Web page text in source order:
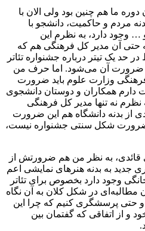
ما هم چنین بود ولی الان با
مردم و حاکمیت، دانشجو با
و … وجود دارد، به نظرم این
حتی آن مدیر کل فرهنگی هم که
حد یک تیتر درباره جشنواره تئاتر
ضرورت آن می‌شود. اما حرف من
وزارت علوم باید ضرورت
دارم همکاران و دوستان دانشجوی
نه تنها مدیر کل فرهنگی
از بدنه دانشگاه هم این ضرورت
شکل سنتی جشنواره نیست،
قائدی، به نظر من هم ضرورتش از
جدید به بدنه هنرهای نمایشی اعم
وجود دارد بخصوص برای تئاتر
مطالبه‌ای در شکل کلان به آن نگاه
حتی پرسشگری کنیم که چرا این
و از اتفاقی که گفتمان بین